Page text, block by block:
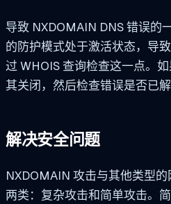
导致 NXDOMAIN DNS 错误的
的防护模式处于激活状态，导
过 WHOIS 查询检查这一点。
其关闭，然后检查错误是否已解
解决安全问题
NXDOMAIN 攻击与其他类型
两类：复杂攻击和简单攻击。